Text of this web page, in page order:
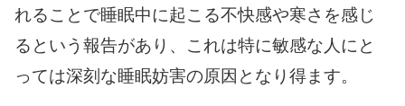
れることで睡眠中に起こる不快感や寒さを感じ
るという報告があり、これは特に敏感な人にと
っては深刻な睡眠妨害の原因となり得ます。